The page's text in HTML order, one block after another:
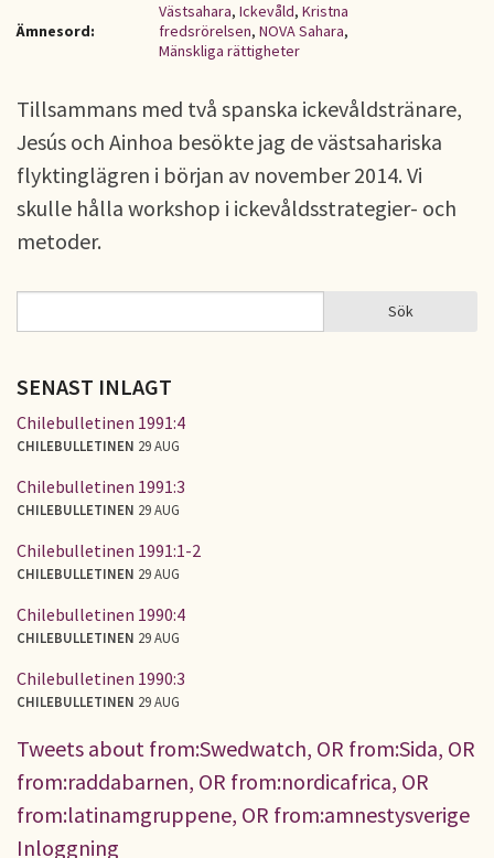
Ämnesord:
Västsahara, Ickevåld, Kristna
fredsrörelsen, NOVA Sahara,
Mänskliga rättigheter
Tillsammans med två spanska ickevåldstränare,
Jesús och Ainhoa besökte jag de västsahariska
flyktinglägren i början av november 2014. Vi
skulle hålla workshop i ickevåldsstrategier- och
metoder.
SÖKFORMULÄR Sök
SENAST INLAGT
Chilebulletinen 1991:4
CHILEBULLETINEN 29 AUG
Chilebulletinen 1991:3
CHILEBULLETINEN 29 AUG
Chilebulletinen 1991:1-2
CHILEBULLETINEN 29 AUG
Chilebulletinen 1990:4
CHILEBULLETINEN 29 AUG
Chilebulletinen 1990:3
CHILEBULLETINEN 29 AUG
Tweets about from:Swedwatch, OR from:Sida, OR
from:raddabarnen, OR from:nordicafrica, OR
from:latinamgruppene, OR from:amnestysverige
Inloggning